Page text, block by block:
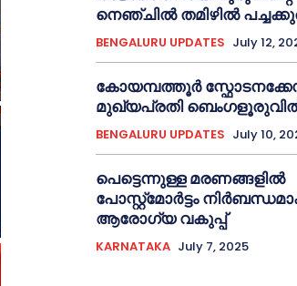
നെഞ്ചിൽ തമിഴിൽ
BENGALURU UPDATES July 12,
കോയമ്പത്തൂർ
മുഖ്യപ്രതി ബെംഗളൂരുവിൽ
BENGALURU UPDATES July 10,
പെട്ടെന്നുള്ള മരണങ്ങളിൽ
പോസ്റ്റ്മോർട്ടം
ആരോഗ്യ വകുപ്പ്
KARNATAKA July 7, 2025